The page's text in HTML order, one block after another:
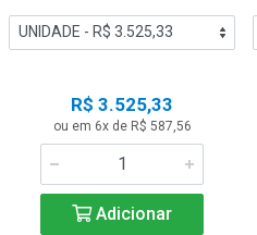
R$ 3.525,33
ou em 6x de R$ 587,56
Adicionar